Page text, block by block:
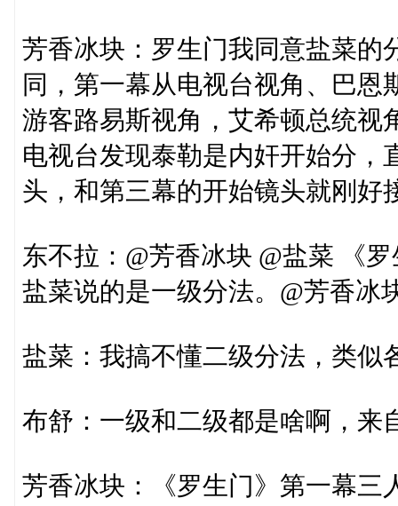
芳香冰块：罗生门我同意盐菜的
同，第一幕从电视台视角、巴
游客路易斯视角，艾希顿总统视
电视台发现泰勒是内奸开始分，
头，和第三幕的开始镜头就刚好
东不拉：@芳香冰块 @盐菜 《
盐菜说的是一级分法。@芳香冰
盐菜：我搞不懂二级分法，类似
布舒：一级和二级都是啥啊，来
芳香冰块：《罗生门》第一幕三